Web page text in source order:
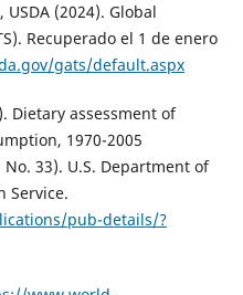
(2024). Global
Recuperado el 1 de enero
gats/default.aspx
Dietary assessment of
1970-2005
33). U.S. Department of
Service.
pub-details/?